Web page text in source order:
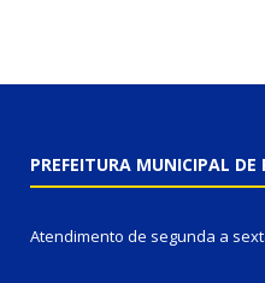
PREFEITURA MUNICIPAL DE
Atendimento de segunda a